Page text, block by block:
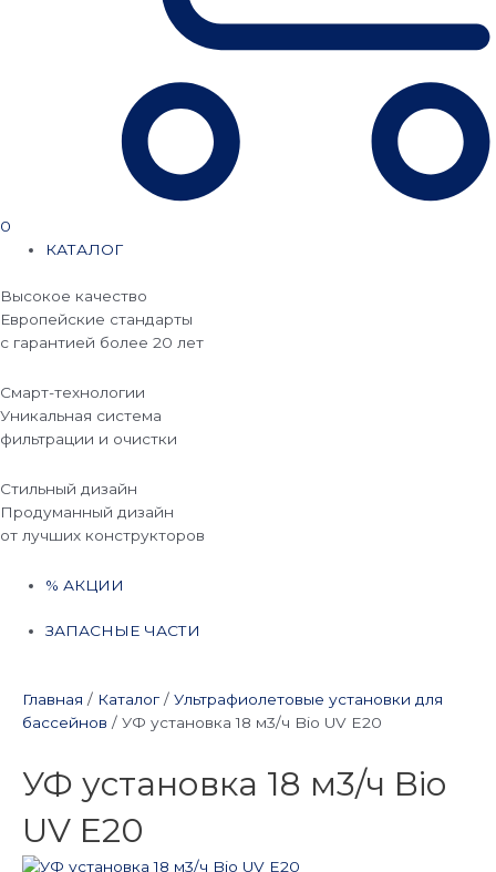
0
КАТАЛОГ
Высокое качество
Европейские стандарты
с гарантией более 20 лет
Смарт-технологии
Уникальная система
фильтрации и очистки
Стильный дизайн
Продуманный дизайн
от лучших конструкторов
% АКЦИИ
ЗАПАСНЫЕ ЧАСТИ
Главная / Каталог / Ультрафиолетовые установки для
бассейнов / УФ установка 18 м3/ч Bio UV E20
УФ установка 18 м3/ч Bio
UV E20